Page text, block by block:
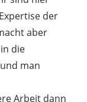
der
aber
die
man
Arbeit dann